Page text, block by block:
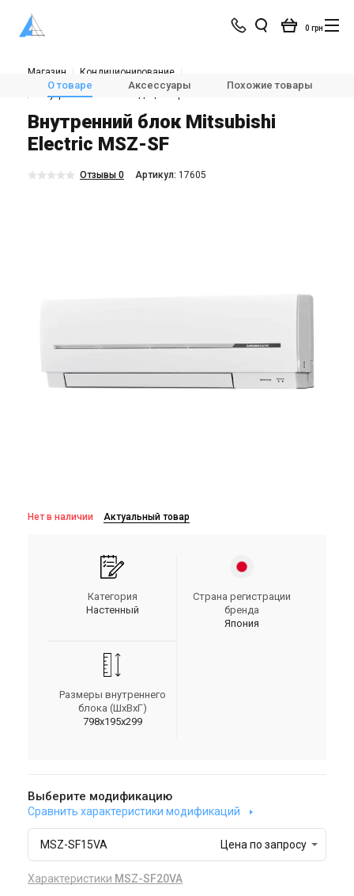
0 грн
Магазин
Кондиционирование
Мультисплит-системы и VRV
🌬Внутренние блоки кондиционера
Mitsubishi Electric MSZ-SF
О товаре Аксессуары Похожие товары
Внутренний блок Mitsubishi
Electric MSZ-SF
Отзывы 0 Aртикул: 17605
Нет в наличии Актуальный товар
Категория
Настенный
Страна регистрации
бренда
Япония
Размеры внутреннего
блока (ШxВxГ)
798x195x299
Выберите модификацию
Сравнить характеристики модификаций
MSZ-SF15VA Цена по запросу
Характеристики MSZ-SF20VA